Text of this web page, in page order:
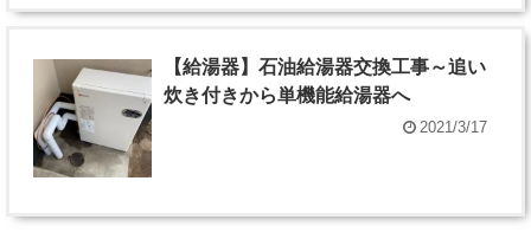
【給湯器】石油給湯器交換工事～追い
炊き付きから単機能給湯器へ
2021/3/17